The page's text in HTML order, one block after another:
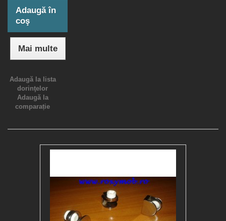
Adaugă în
coş
Mai multe
Adaugă la lista
dorinţelor
Adaugă la
comparație